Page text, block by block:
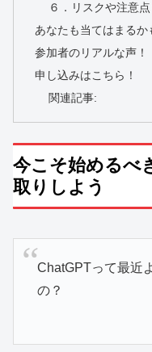
６．リスクや注意点
あなたも当てはまるか
参加者のリアルな声！
申し込みはこちら！
関連記事:
今こそ始めるべ
取りしよう
ChatGPTって最近
の？